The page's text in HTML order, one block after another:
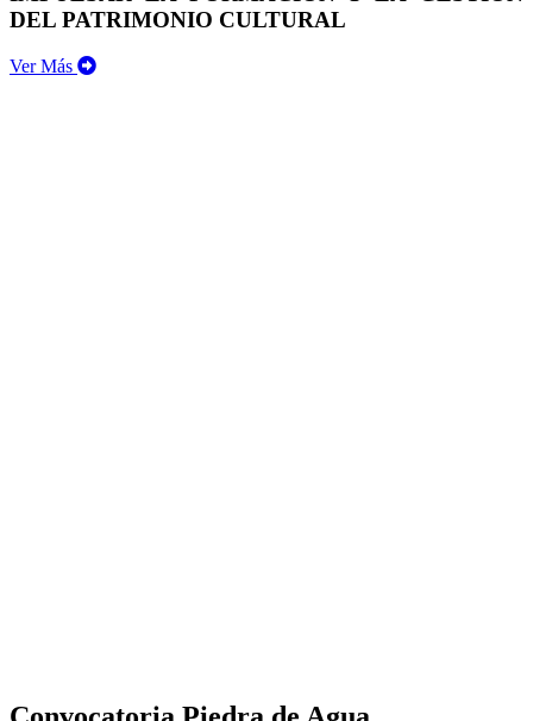
DEL PATRIMONIO CULTURAL
Ver Más